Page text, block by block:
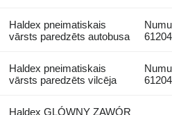
Haldex pneimatiskais
vārsts paredzēts autobusa
Haldex pneimatiskais
vārsts paredzēts vilcēja
Haldex GLÓWNY ZAWÓR